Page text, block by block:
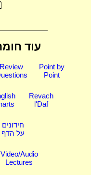
עוד
Review
Point by
Point
Revach
l'Daf
חידונים
על הדף
Video/Audio
Lectures